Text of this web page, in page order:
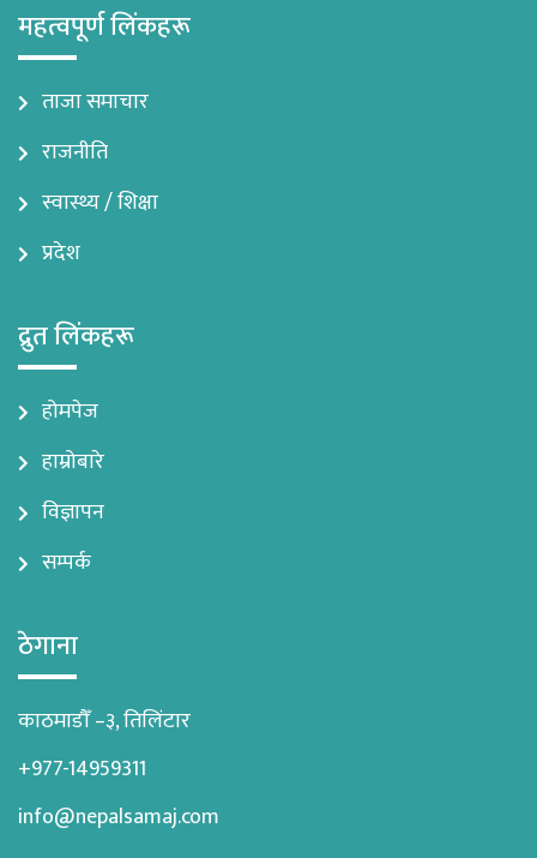
महत्वपूर्ण लिंकहरू
ताजा समाचार
राजनीति
स्वास्थ्य / शिक्षा
प्रदेश
द्रुत लिंकहरू
होमपेज
हाम्रोबारे
विज्ञापन
सम्पर्क
ठेगाना
काठमाडौँ –३, तिलिंटार
+977-14959311
info@nepalsamaj.com